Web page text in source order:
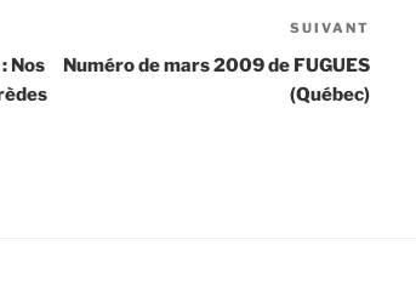
Nos
SUIVANT
Numéro de mars 2009 de FUGUES
(Québec)